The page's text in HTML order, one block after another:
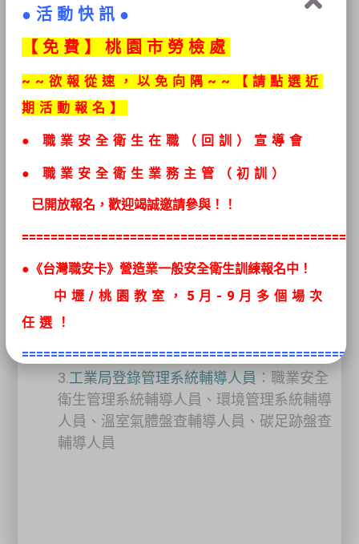
宗旨。前項必要之教育及訓練事項、訓練單
位之資格條件與管理及其他應遵行事項規
則，由中央主管機關定之。
國家（高考）考試及格專業人員
為您量身服務
程技師、化學工程技師、機械工程技師
2. 行政院勞工委員會登錄甲級技術士人員：
勞工安全管理師、勞工衛生管理師、甲級化
員
3.工業局登錄管理系統輔導人員 ：職業安全
衛生管理系統輔導人員、環境管理系統輔導
人員、溫室氣體盤查輔導人員、碳足跡盤查
輔導人員
●活動快訊●
【免 費】桃園市勞檢處
~~欲報從速，以免向隅~~【請點選近
期活動報名】
● 職業安全衛生在職（回訓）宣導會
● 職業安全衛生 業務主管（初訓）
已開放報名，歡迎竭誠邀請參與！！
●《台灣職安卡》營造業一般安全衛生訓練報名中！
中壢/桃園教室，5 月 -9月多個場次
任選
！
●最新推出移工初訓課程《高空工作
車》、《堆高機操作》、
《固定式起重